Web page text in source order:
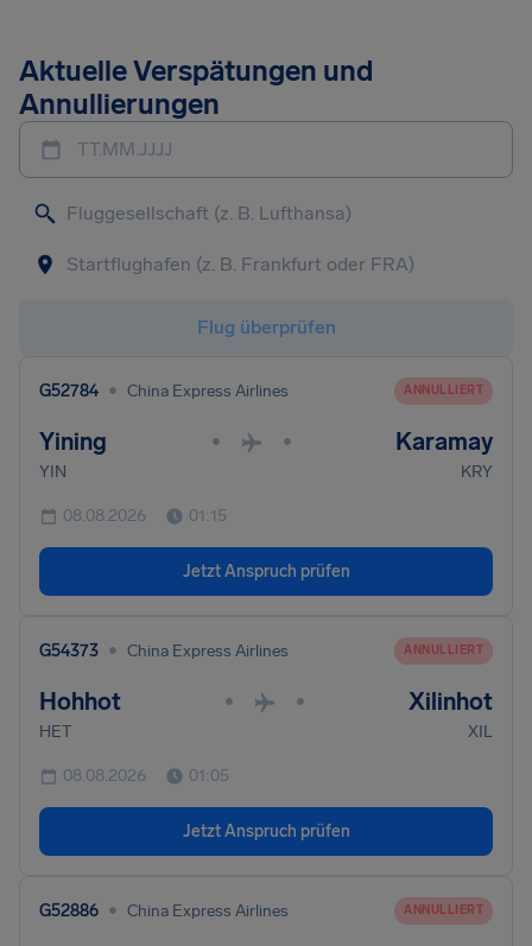
Aktuelle Verspätungen und
Annullierungen
TT.MM.JJJJ
Flug überprüfen
G52784 • China Express Airlines ANNULLIERT
Yining • • Karamay
YIN KRY
08.08.2026 01:15
Jetzt Anspruch prüfen
G54373 • China Express Airlines ANNULLIERT
Hohhot • • Xilinhot
HET XIL
08.08.2026 01:05
Jetzt Anspruch prüfen
G52886 • China Express Airlines ANNULLIERT